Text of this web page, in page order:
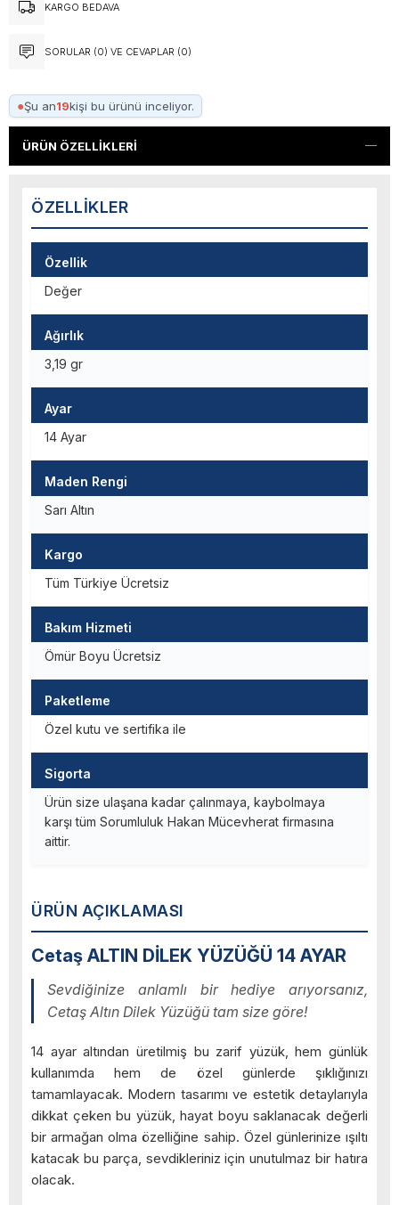
KARGO BEDAVA
SORULAR (0) VE CEVAPLAR (0)
●Şu an19kişi bu ürünü inceliyor.
ÜRÜN ÖZELLIKLERI
ÜRÜN AÇIKLAMASI
Cetaş ALTIN DİLEK YÜZÜĞÜ 14 AYAR
Sevdiğinize anlamlı bir hediye arıyorsanız,
Cetaş Altın Dilek Yüzüğü tam size göre!
14 ayar altından üretilmiş bu zarif yüzük, hem günlük
kullanımda hem de özel günlerde şıklığınızı
tamamlayacak. Modern tasarımı ve estetik detaylarıyla
dikkat çeken bu yüzük, hayat boyu saklanacak değerli
bir armağan olma özelliğine sahip. Özel günlerinize ışıltı
katacak bu parça, sevdikleriniz için unutulmaz bir hatıra
olacak.
ÖZELLIKLER
Özellik
Değer
Ağırlık
3,19 gr
Ayar
14 Ayar
Maden Rengi
Sarı Altın
Kargo
Tüm Türkiye Ücretsiz
Bakım Hizmeti
Ömür Boyu Ücretsiz
Paketleme
Özel kutu ve sertifika ile
Sigorta
Ürün size ulaşana kadar çalınmaya, kaybolmaya
karşı tüm Sorumluluk Hakan Mücevherat firmasına
aittir.